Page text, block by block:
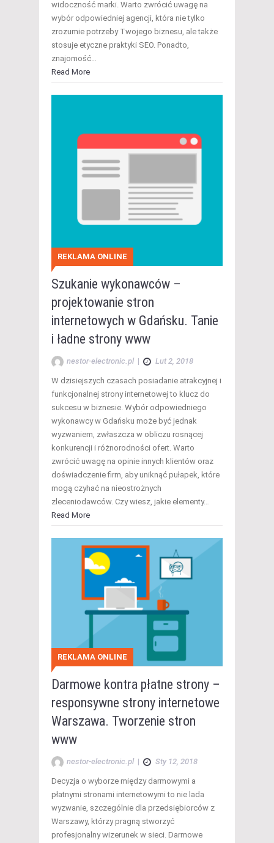
widoczność marki. Warto zwrócić uwagę na
wybór odpowiedniej agencji, która nie tylko
zrozumie potrzeby Twojego biznesu, ale także
stosuje etyczne praktyki SEO. Ponadto,
znajomość…
Read More
REKLAMA ONLINE
Szukanie wykonawców –
projektowanie stron
internetowych w Gdańsku. Tanie
i ładne strony www
nestor-electronic.pl | Lut 2, 2018
W dzisiejszych czasach posiadanie atrakcyjnej i
funkcjonalnej strony internetowej to klucz do
sukcesu w biznesie. Wybór odpowiedniego
wykonawcy w Gdańsku może być jednak
wyzwaniem, zwłaszcza w obliczu rosnącej
konkurencji i różnorodności ofert. Warto
zwrócić uwagę na opinie innych klientów oraz
doświadczenie firm, aby uniknąć pułapek, które
mogą czyhać na nieostrożnych
zleceniodawców. Czy wiesz, jakie elementy…
Read More
REKLAMA ONLINE
Darmowe kontra płatne strony –
responsywne strony internetowe
Warszawa. Tworzenie stron
www
nestor-electronic.pl | Sty 12, 2018
Decyzja o wyborze między darmowymi a
płatnymi stronami internetowymi to nie lada
wyzwanie, szczególnie dla przedsiębiorców z
Warszawy, którzy pragną stworzyć
profesjonalny wizerunek w sieci. Darmowe